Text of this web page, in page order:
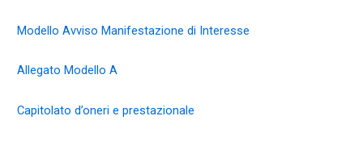
Modello Avviso Manifestazione di Interesse
Allegato Modello A
Capitolato d’oneri e prestazionale